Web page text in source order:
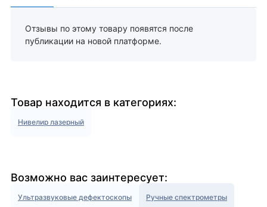
Отзывы по этому товару появятся после
публикации на новой платформе.
Товар находится в категориях:
Нивелир лазерный
Возможно вас заинтересует:
Ультразвуковые дефектоскопы Ручные спектрометры